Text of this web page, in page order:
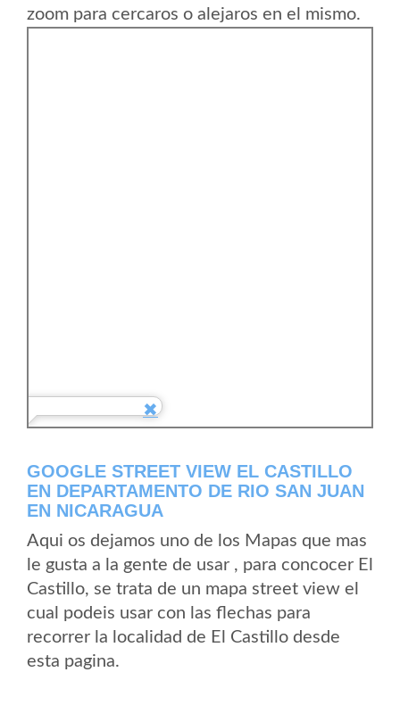
zoom para cercaros o alejaros en el mismo.
GOOGLE STREET VIEW EL CASTILLO
EN DEPARTAMENTO DE RIO SAN JUAN
EN NICARAGUA
Aqui os dejamos uno de los Mapas que mas
le gusta a la gente de usar , para concocer El
Castillo, se trata de un mapa street view el
cual podeis usar con las flechas para
recorrer la localidad de El Castillo desde
esta pagina.